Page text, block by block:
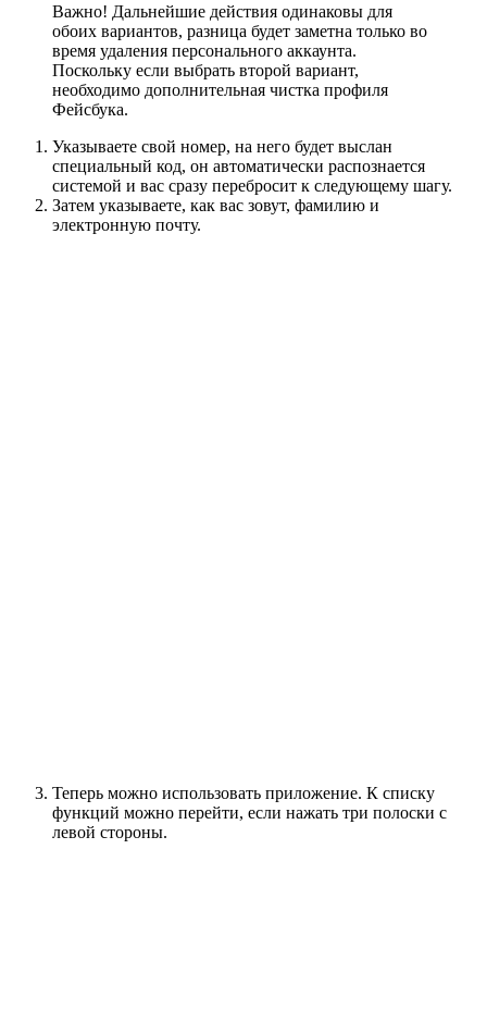
Важно! Дальнейшие действия одинаковы для
обоих вариантов, разница будет заметна только во
время удаления персонального аккаунта.
Поскольку если выбрать второй вариант,
необходимо дополнительная чистка профиля
Фейсбука.
Указываете свой номер, на него будет выслан
специальный код, он автоматически распознается
системой и вас сразу перебросит к следующему шагу.
Затем указываете, как вас зовут, фамилию и
электронную почту.
Теперь можно использовать приложение. К списку
функций можно перейти, если нажать три полоски с
левой стороны.